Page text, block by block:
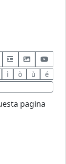
ì ò ù é
pagina